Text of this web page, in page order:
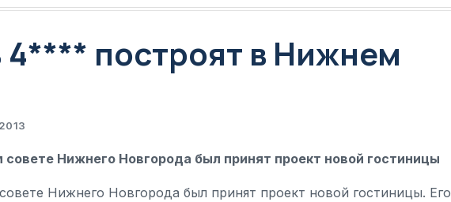
построят в Нижнем
Нижнего Новгорода был принят проект новой гостиницы
Нижнего Новгорода был принят проект новой гостиницы. Его